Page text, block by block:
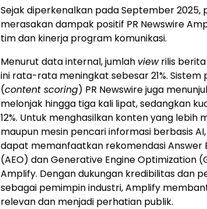
Sejak diperkenalkan pada September 2025,
merasakan dampak positif PR Newswire
tim dan kinerja program komunikasi.
Menurut data internal, jumlah viewrilis
ini rata-rata meningkat sebesar 21%. Sistem
(content scoring) PR Newswire juga
melonjak hingga tiga kali lipat, sedangkan
12%. Untuk menghasilkan konten yang lebih
maupun mesin pencari informasi berbasis
dapat memanfaatkan rekomendasi Answer
(AEO) dan Generative Engine Optimization
Amplify. Dengan dukungan kredibilitas dan
sebagai pemimpin industri, Amplify
relevan dan menjadi perhatian publik.